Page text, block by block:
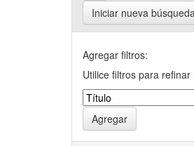
Iniciar nueva
Agregar filtros:
Utilice filtros para